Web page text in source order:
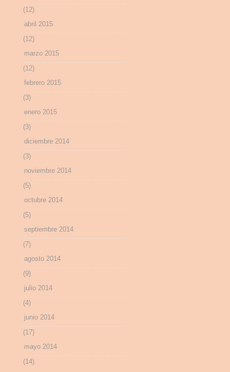
(12)
abril 2015
(12)
marzo 2015
(12)
febrero 2015
(3)
enero 2015
(3)
diciembre 2014
(3)
noviembre 2014
(5)
octubre 2014
(5)
septiembre 2014
(7)
agosto 2014
(9)
julio 2014
(4)
junio 2014
(17)
mayo 2014
(14)